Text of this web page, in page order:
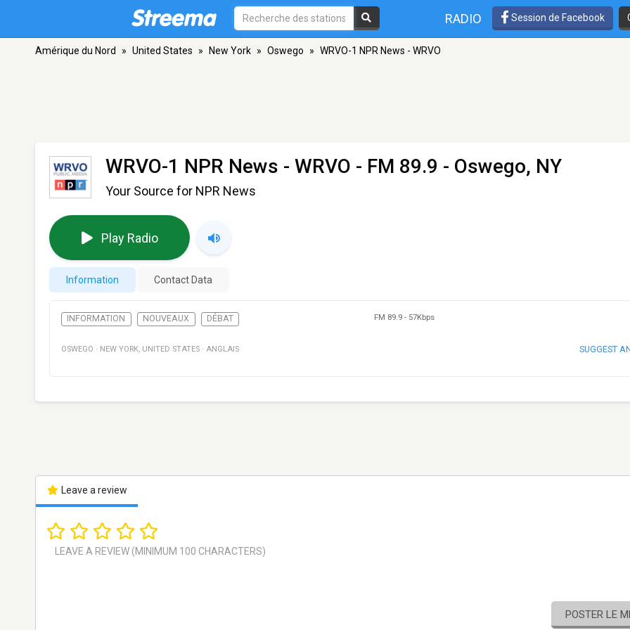
RADIO Session de Facebook
Amérique du Nord » United States » New York » Oswego » WRVO-1 NPR News - WRVO
WRVO-1 NPR News - WRVO - FM 89.9 - Oswego, NY
Your Source for NPR News
Play Radio
Information Contact Data
INFORMATION NOUVEAUX DÉBAT FM 89.9 - 57Kbps
OSWEGO · NEW YORK, UNITED STATES · ANGLAIS SUGGEST
Leave a review
POSTER LE